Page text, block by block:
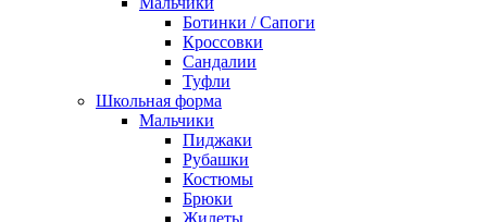
Ботинки / Сапоги
Кроссовки
Сандалии
Туфли
Школьная форма
Мальчики
Пиджаки
Рубашки
Костюмы
Брюки
Жилеты